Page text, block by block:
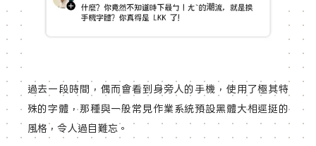
過去一段時間，偶而會看到身旁人的手機，使用了極其特
殊的字體，那種與一般常見作業系統預設黑體大相逕挺的
風格，令人過目難忘。